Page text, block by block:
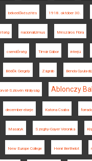
békeelőkészítés 1918. október 30.
nacionalizmus Mészáros Flóra
csendőrség Timár Gábor interjú
Bödők Gergely Zágráb Benda Gyula-díj
Szlovén Királyság Ablonczy
december elseje Katona Csaba
Masaryk Szeghy-Gayer Veronika
New Europe College Henri Berthelot